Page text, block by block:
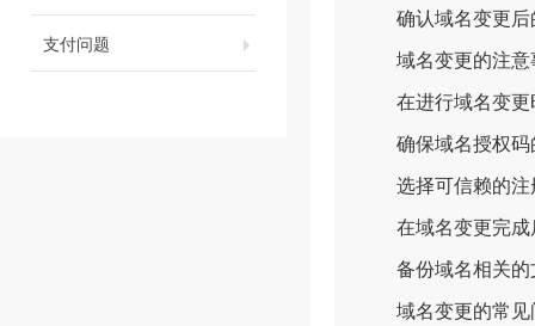
支付问题
确认域名变更后
域名变更的注意
在进行域名变更
确保域名授权码
选择可信赖的注
在域名变更完成
备份域名相关的
域名变更的常见